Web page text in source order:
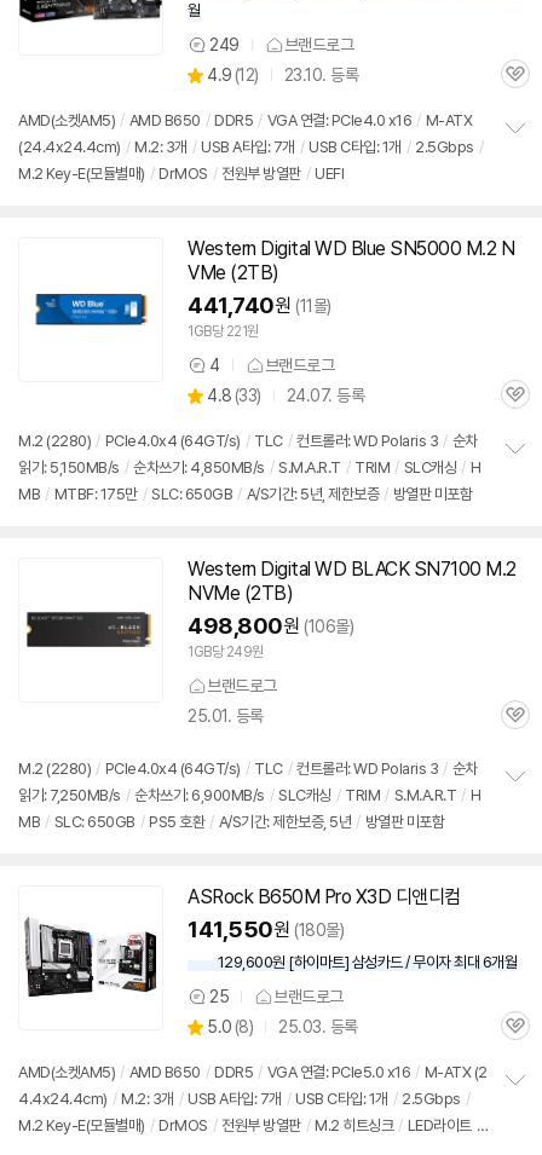
월
상
품
견
249 브랜드로그
별
점
4.9 (상
리
뷰
12) 23.10. 등록
관
AMD(소켓AM5) / AMD B650 / DDR5 / VGA 연결: PCIe4.0 x16 / M-ATX
(24.4x24.4cm) / M.2: 3개 / USB A타입: 7개 / USB C타입: 1개 / 2.5Gbps /
M.2 Key-E(모듈별매) / DrMOS / 전원부 방열판 / UEFI
Western Digital WD Blue SN5000 M.2 N
VMe (2TB)
441,740원 (11몰)
1GB당 221원
상
품
견
4 브랜드로그
별
점
4.8 (상
리
뷰
33) 24.07. 등록
관
M.2 (2280) / PCIe4.0x4 (64GT/s) / TLC / 컨트롤러: WD Polaris 3 / 순차
읽기: 5,150MB/s / 순차쓰기: 4,850MB/s / S.M.A.R.T / TRIM / SLC캐싱 / H
MB / MTBF: 175만 / SLC: 650GB / A/S기간: 5년, 제한보증 / 방열판 미포함
기
Western Digital WD BLACK SN7100 M.2
NVMe (2TB)
498,800원 (106몰)
1GB당 249원
브랜드로그
25.01. 등록
관
M.2 (2280) / PCIe4.0x4 (64GT/s) / TLC / 컨트롤러: WD Polaris 3 / 순차
읽기: 7,250MB/s / 순차쓰기: 6,900MB/s / SLC캐싱 / TRIM / S.M.A.R.T / H
MB / SLC: 650GB / PS5 호환 / A/S기간: 제한보증, 5년 / 방열판 미포함
ASRock B650M Pro X3D 디앤디컴
141,550원 (180몰)
129,600원 [하이마트] 삼성카드 / 무이자 최대 6개월
상
품
견
25 브랜드로그
별
점
5.0 (상
리
뷰
8) 25.03. 등록
관
AMD(소켓AM5) / AMD B650 / DDR5 / VGA 연결: PCIe5.0 x16 / M-ATX (2
4.4x24.4cm) / M.2: 3개 / USB A타입: 7개 / USB C타입: 1개 / 2.5Gbps /
M.2 Key-E(모듈별매) / DrMOS / 전원부 방열판 / M.2 히트싱크 / LED라이트 /